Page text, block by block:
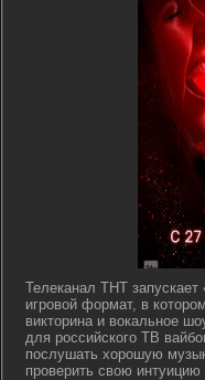
Телеканал ТНТ
игровой формат, в
викторина и вокальное
для российского ТВ
послушать хорошую
проверить свою